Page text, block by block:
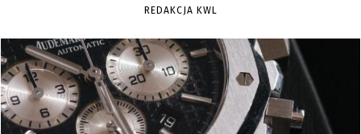
REDAKCJA KWL